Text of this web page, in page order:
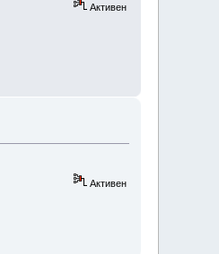
Активен
Активен